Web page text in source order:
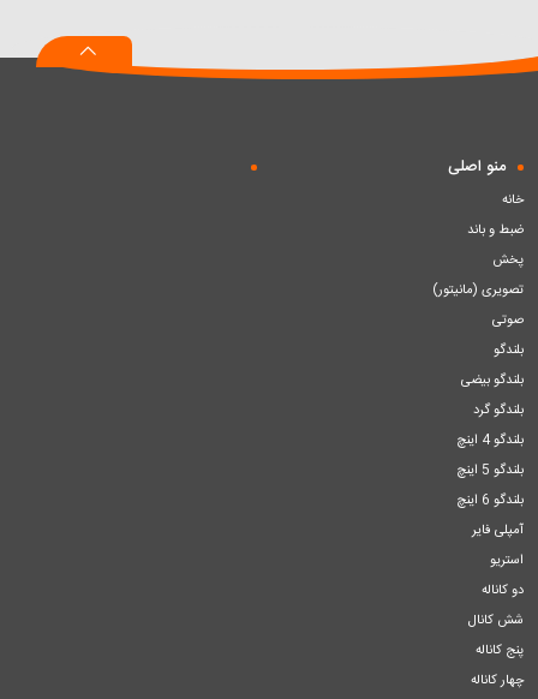
سبد
منو اصلی
خانه
ضبط و باند
پخش
تصویری (مانیتور)
صوتی
بلندگو
بلندگو بیضی
بلندگو گرد
بلندگو 4 اینچ
بلندگو 5 اینچ
بلندگو 6 اینچ
آمپلی فایر
استریو
دو کاناله
شش کانال
پنج کاناله
چهار کاناله